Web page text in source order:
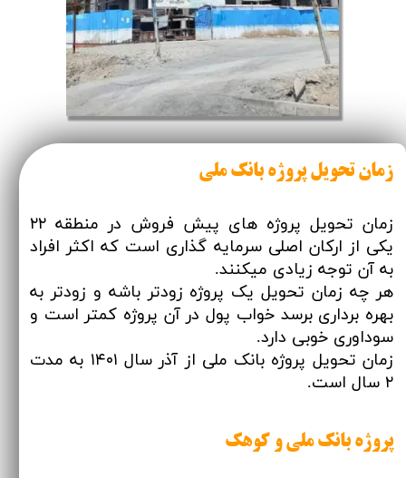
زمان تحویل پروژه بانک ملی
زمان تحویل پروژه های پیش فروش در منطقه ۲۲
یکی از ارکان اصلی سرمایه گذاری است که اکثر افراد
به آن توجه زیادی میکنند.
هر چه زمان تحویل یک پروژه زودتر باشه و زودتر به
بهره برداری برسد خواب پول در آن پروژه کمتر است و
سوداوری خوبی دارد.
زمان تحویل پروژه بانک ملی از آذر سال ۱۴۰۱ به مدت
۲ سال است.
پروژه بانک ملی و کوهک